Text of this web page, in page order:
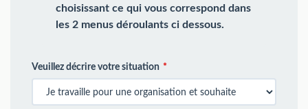
choisissant ce qui vous correspond dans
les 2 menus déroulants ci dessous.
Veuillez décrire votre situation